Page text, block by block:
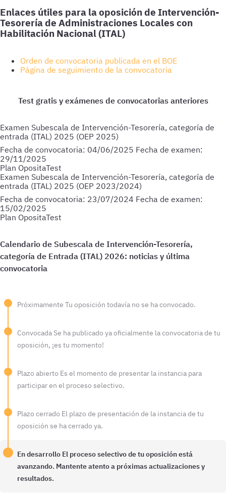
Enlaces útiles para la oposición de Intervención-
Tesorería de Administraciones Locales con
Habilitación Nacional (ITAL)
Orden de convocatoria publicada en el BOE
Página de seguimiento de la convocatoria
Examen Subescala de Intervención-Tesorería, categoría de
entrada (ITAL) 2025 (OEP 2025)
Fecha de convocatoria: 04/06/2025 Fecha de examen:
29/11/2025
Plan OpositaTest
Examen Subescala de Intervención-Tesorería, categoría de
entrada (ITAL) 2025 (OEP 2023/2024)
Fecha de convocatoria: 23/07/2024 Fecha de examen:
15/02/2025
Plan OpositaTest
Próximamente Tu oposición todavía no se ha convocado.
Convocada Se ha publicado ya oficialmente la convocatoria de tu
oposición, ¡es tu momento!
Plazo abierto Es el momento de presentar la instancia para
participar en el proceso selectivo.
Plazo cerrado El plazo de presentación de la instancia de tu
oposición se ha cerrado ya.
En desarrollo El proceso selectivo de tu oposición está
avanzando. Mantente atento a próximas actualizaciones y
resultados.